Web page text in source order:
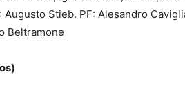
Stieb. PF: Alesandro
Beltramone